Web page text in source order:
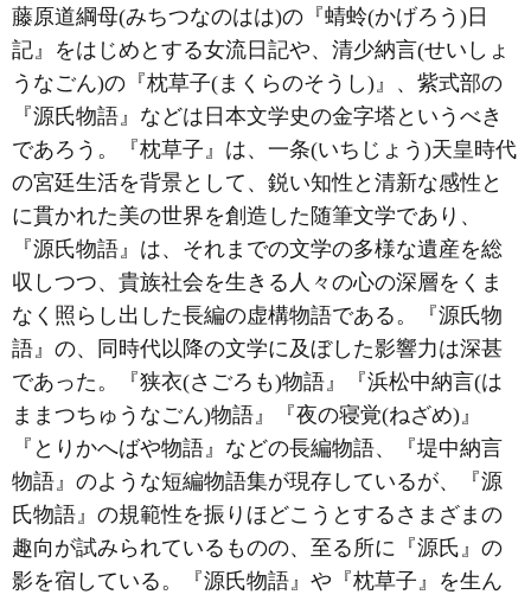
藤原道綱母(みちつなのはは)の『蜻蛉(かげろう)日
記』をはじめとする女流日記や、清少納言(せいしょ
うなごん)の『枕草子(まくらのそうし)』、紫式部の
『源氏物語』などは日本文学史の金字塔というべき
であろう。『枕草子』は、一条(いちじょう)天皇時代
の宮廷生活を背景として、鋭い知性と清新な感性と
に貫かれた美の世界を創造した随筆文学であり、
『源氏物語』は、それまでの文学の多様な遺産を総
収しつつ、貴族社会を生きる人々の心の深層をくま
なく照らし出した長編の虚構物語である。『源氏物
語』の、同時代以降の文学に及ぼした影響力は深甚
であった。『狭衣(さごろも)物語』『浜松中納言(は
ままつちゅうなごん)物語』『夜の寝覚(ねざめ)』
『とりかへばや物語』などの長編物語、『堤中納言
物語』のような短編物語集が現存しているが、『源
氏物語』の規範性を振りほどこうとするさまざまの
趣向が試みられているものの、至る所に『源氏』の
影を宿している。『源氏物語』や『枕草子』を生ん